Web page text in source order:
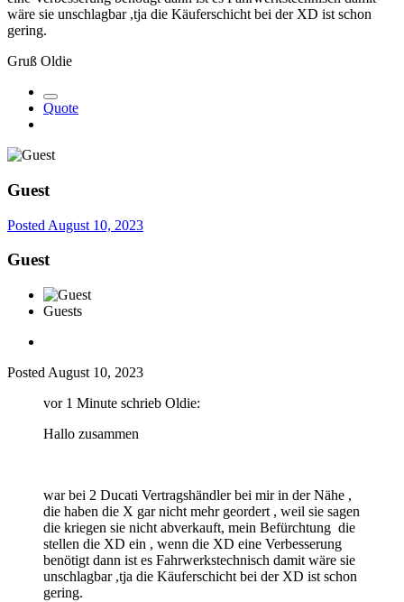
wäre sie unschlagbar ,tja die Käuferschicht bei der XD ist schon
gering.
Gruß Oldie
Quote
Guest
Posted August 10, 2023
Guest
Guests
Posted August 10, 2023
vor 1 Minute schrieb Oldie:
Hallo zusammen
war bei 2 Ducati Vertragshändler bei mir in der Nähe ,
die haben die X gar nicht mehr geordert , weil sie sagen
die kriegen sie nicht abverkauft, mein Befürchtung die
stellen die XD ein , wenn die XD eine Verbesserung
benötigt dann ist es Fahrwerkstechnisch damit wäre sie
unschlagbar ,tja die Käuferschicht bei der XD ist schon
gering.